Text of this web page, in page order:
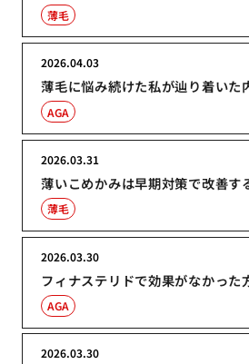
薄毛
薄毛に悩み続けた私が辿り着いた
2026.04.03
AGA
薄いこめかみは早期対策で改善す
2026.03.31
薄毛
フィナステリドで効果がなかった
2026.03.30
AGA
2026.03.30